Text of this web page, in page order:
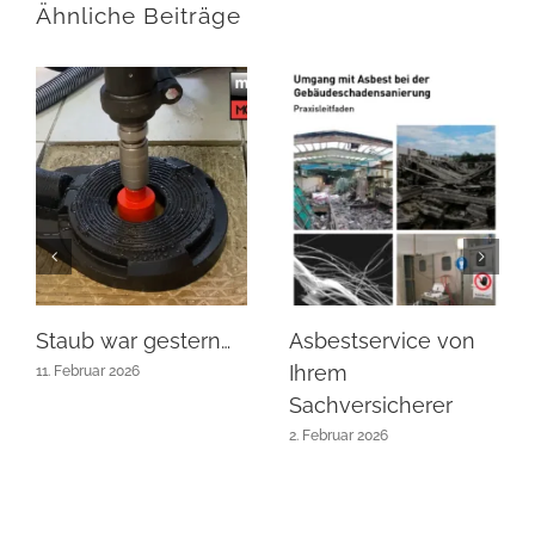
Ähnliche Beiträge
Staub war gestern…
11. Februar 2026
Asbestservice von
Ihrem
Sachversicherer
2. Februar 2026